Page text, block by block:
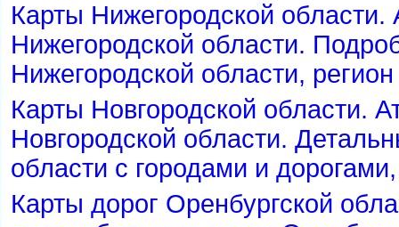
Карты Нижегородской
Нижегородской области.
Нижегородской области,
Карты Новгородской области.
Новгородской области.
области с городами и
Карты дорог Оренбургской